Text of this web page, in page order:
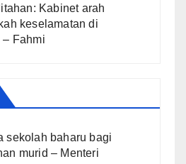
Kabinet arah
keselamatan di
– Fahmi
sekolah baharu bagi
murid – Menteri